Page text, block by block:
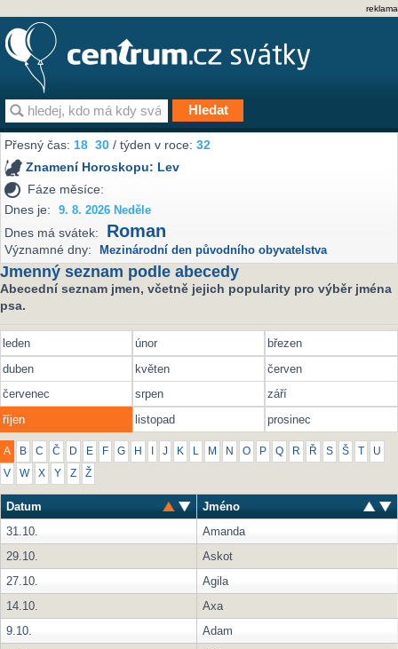
reklama
Přesný čas:18 30 / týden v roce:32
Znamení Horoskopu: Lev
Fáze měsíce:
Dnes je:
9. 8. 2026 Neděle
Dnes má svátek: Roman
Významné dny: Mezinárodní den původního obyvatelstva
Jmenný seznam podle abecedy
Abecední seznam jmen, včetně jejich popularity pro výběr jména
psa.
leden únor
březen
duben
květen
červen
červenec
srpen
září
říjen
listopad prosinec
A B C Č D E F G H J K L M N O P Q R Ř S Š U
V W X Y Z Ž
Datum
Jméno
31.10.
Amanda
29.10.
Askot
27.10.
Agila
14.10.
Axa
9.10.
Adam